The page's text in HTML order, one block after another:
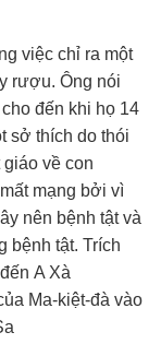
việc chỉ ra một
rượu. Ông nói
cho đến khi họ 14
sở thích do thói
giáo về con
mất mạng bởi vì
nên bệnh tật và
bệnh tật. Trích
A Xà
Ma-kiệt-đà vào